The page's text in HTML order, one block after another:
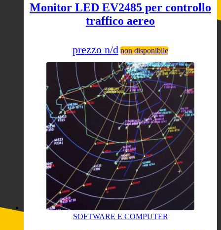
Monitor LED EV2485 per controllo
traffico aereo
prezzo n/d non disponibile
SOFTWARE E COMPUTER